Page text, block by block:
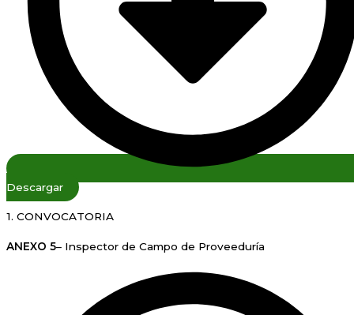
Descargar
1. CONVOCATORIA
ANEXO 5– Inspector de Campo de Proveeduría